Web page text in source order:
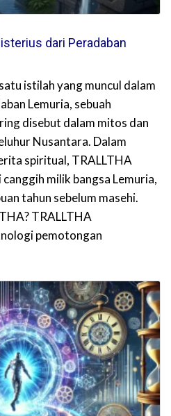
dari Peradaban
istilah yang muncul dalam
Lemuria, sebuah
disebut dalam mitos dan
Nusantara. Dalam
spiritual, TRALLTHA
milik bangsa Lemuria,
tahun sebelum masehi.
TRALLTHA
pemotongan